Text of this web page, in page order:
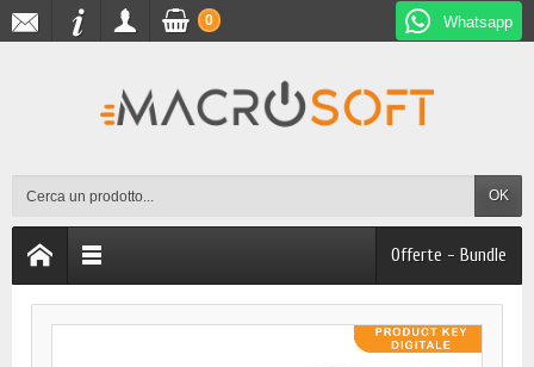
Whatsapp
OK
0
Offerte - Bundle